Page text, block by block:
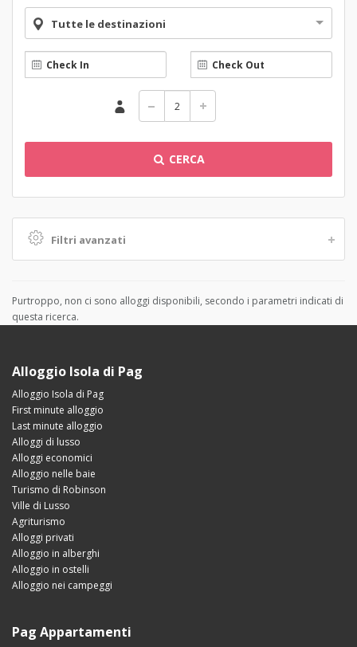
Tutte le destinazioni
CERCA
Filtri avanzati
Purtroppo, non ci sono alloggi disponibili, secondo i parametri indicati di
questa ricerca.
Alloggio Isola di Pag
Alloggio Isola di Pag
First minute alloggio
Last minute alloggio
Alloggi di lusso
Alloggi economici
Alloggio nelle baie
Turismo di Robinson
Ville di Lusso
Agriturismo
Alloggi privati
Alloggio in alberghi
Alloggio in ostelli
Alloggio nei campeggi
Pag Appartamenti